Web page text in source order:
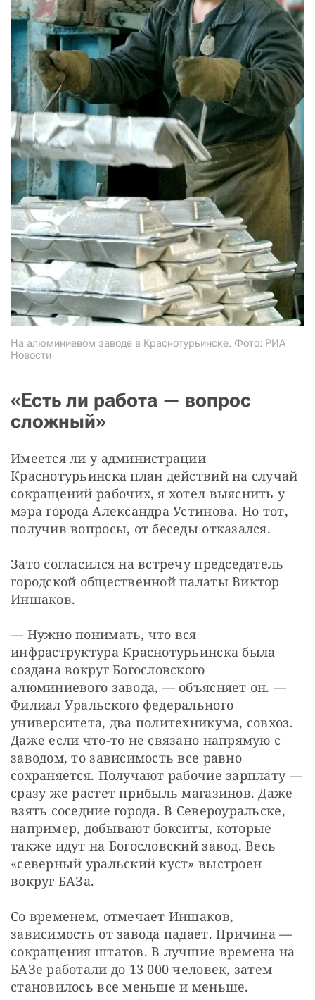
На алюминиевом заводе в Краснотурьинске. Фото: РИА
Новости
«Есть ли работа — вопрос
сложный»
Имеется ли у администрации
Краснотурьинска план действий на случай
сокращений рабочих, я хотел выяснить у
мэра города Александра Устинова. Но тот,
получив вопросы, от беседы отказался.
Зато согласился на встречу председатель
городской общественной палаты Виктор
Иншаков.
— Нужно понимать, что вся
инфраструктура Краснотурьинска была
создана вокруг Богословского
алюминиевого завода, — объясняет он. —
Филиал Уральского федерального
университета, два политехникума, совхоз.
Даже если что-то не связано напрямую с
заводом, то зависимость все равно
сохраняется. Получают рабочие зарплату —
сразу же растет прибыль магазинов. Даже
взять соседние города. В Североуральске,
например, добывают бокситы, которые
также идут на Богословский завод. Весь
«северный уральский куст» выстроен
вокруг БАЗа.
Со временем, отмечает Иншаков,
зависимость от завода падает. Причина —
сокращения штатов. В лучшие времена на
БАЗе работали до 13 000 человек, затем
становилось все меньше и меньше.